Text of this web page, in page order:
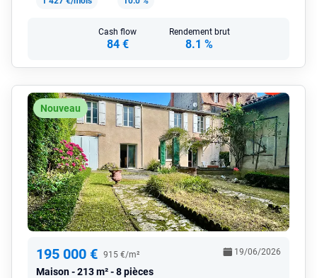
Cash flow
84 €
Rendement brut
8.1 %
Nouveau
195 000 € 915 €/m²
Maison 213 m² - 8 pièces
19/06/2026